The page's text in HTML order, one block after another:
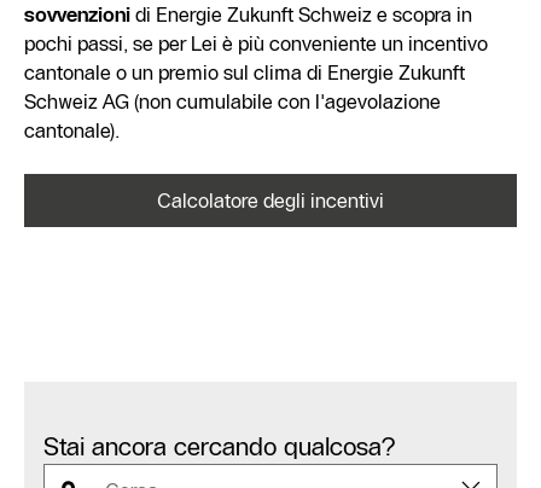
sovvenzioni di Energie Zukunft Schweiz e scopra in
pochi passi, se per Lei è più conveniente un incentivo
cantonale o un premio sul clima di Energie Zukunft
Schweiz AG (non cumulabile con l'agevolazione
cantonale).
Calcolatore degli incentivi
Stai ancora cercando qualcosa?